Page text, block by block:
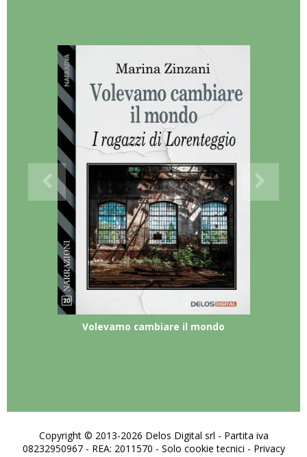
Volevamo cambiare il mondo
Copyright © 2013-2026 Delos Digital srl - Partita iva
08232950967 - REA: 2011570 - Solo cookie tecnici - Privacy